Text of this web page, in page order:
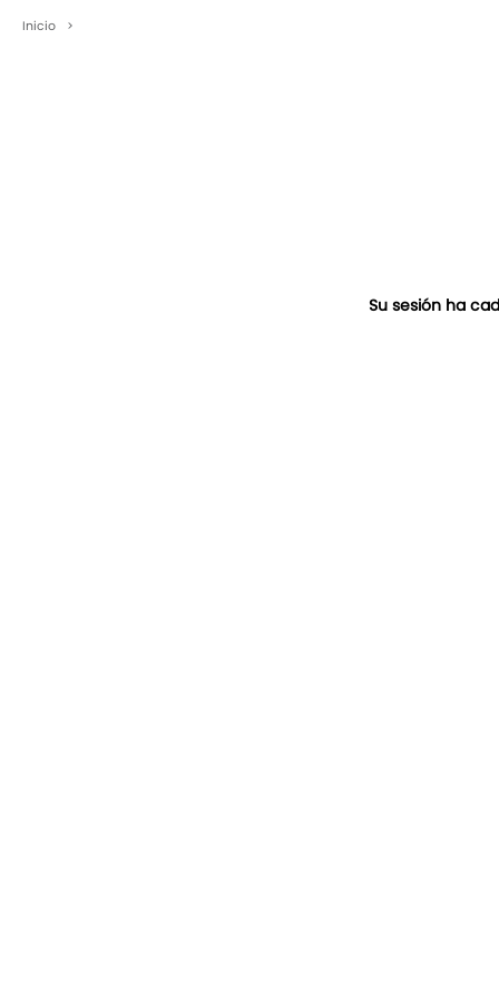
Inicio >
Su sesión ha